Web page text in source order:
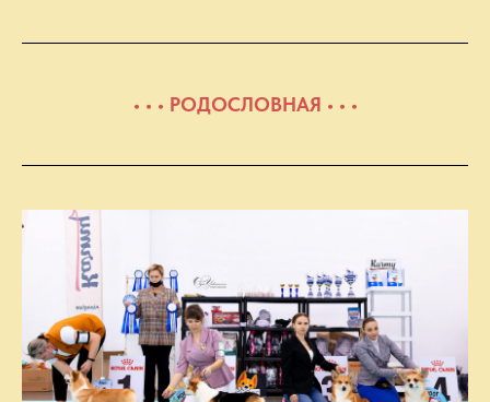
• • • РОДОСЛОВНАЯ • • •